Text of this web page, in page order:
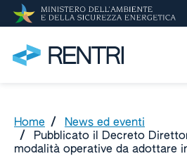
Home /
News ed eventi
/
Pubblicato il Decreto
modalità operative da adottare